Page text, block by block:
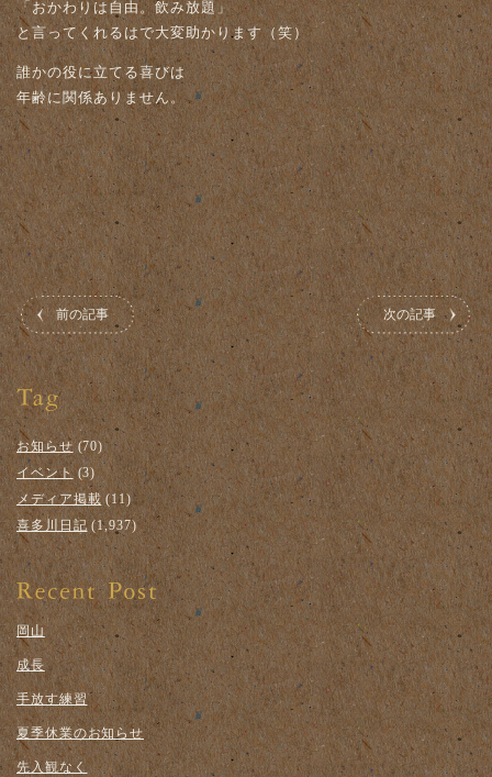
「おかわりは自由。飲み放題」
と言ってくれるはで大変助かります（笑）
誰かの役に立てる喜びは
年齢に関係ありません。
前の記事 次の記事
お知らせ(70)
イベント(3)
メディア掲載 (11)
喜多川日記(1,937)
岡山
成長
手放す練習
夏季休業のお知らせ
先入観なく